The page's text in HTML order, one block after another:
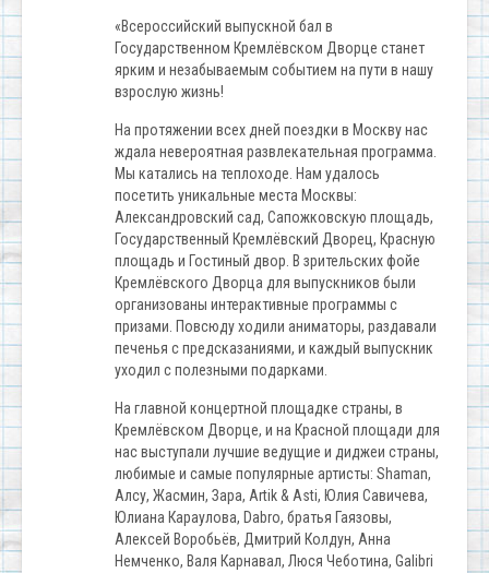
«Всероссийский выпускной бал в
Государственном Кремлёвском Дворце станет
ярким и незабываемым событием на пути в нашу
взрослую жизнь!
На протяжении всех дней поездки в Москву нас
ждала невероятная развлекательная программа.
Мы катались на теплоходе. Нам удалось
посетить уникальные места Москвы:
Александровский сад, Сапожковскую площадь,
Государственный Кремлёвский Дворец, Красную
площадь и Гостиный двор. В зрительских фойе
Кремлёвского Дворца для выпускников были
организованы интерактивные программы с
призами. Повсюду ходили аниматоры, раздавали
печенья с предсказаниями, и каждый выпускник
уходил с полезными подарками.
На главной концертной площадке страны, в
Кремлёвском Дворце, и на Красной площади для
нас выступали лучшие ведущие и диджеи страны,
любимые и самые популярные артисты: Shaman,
Алсу, Жасмин, Зара, Artik & Asti, Юлия Савичева,
Юлиана Караулова, Dabro, братья Гаязовы,
Алексей Воробьёв, Дмитрий Колдун, Анна
Немченко, Валя Карнавал, Люся Чеботина, Galibri